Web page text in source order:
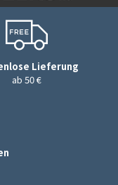
Lieferung
ab 50 €